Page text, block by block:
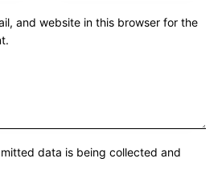
and website in this browser for the
data is being collected and